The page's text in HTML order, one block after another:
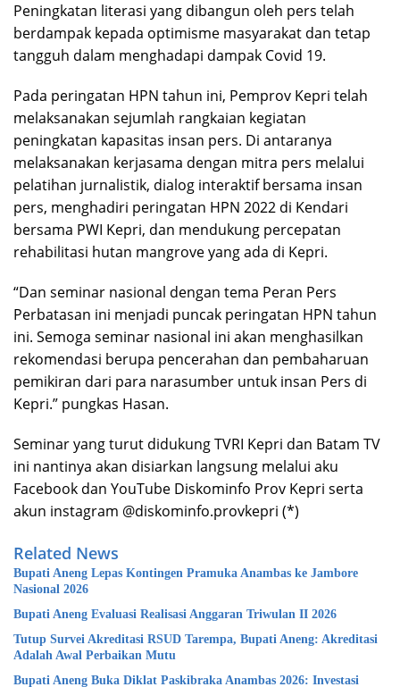
Peningkatan literasi yang dibangun oleh pers telah
berdampak kepada optimisme masyarakat dan tetap
tangguh dalam menghadapi dampak Covid 19.
Pada peringatan HPN tahun ini, Pemprov Kepri telah
melaksanakan sejumlah rangkaian kegiatan
peningkatan kapasitas insan pers. Di antaranya
melaksanakan kerjasama dengan mitra pers melalui
pelatihan jurnalistik, dialog interaktif bersama insan
pers, menghadiri peringatan HPN 2022 di Kendari
bersama PWI Kepri, dan mendukung percepatan
rehabilitasi hutan mangrove yang ada di Kepri.
“Dan seminar nasional dengan tema Peran Pers
Perbatasan ini menjadi puncak peringatan HPN tahun
ini. Semoga seminar nasional ini akan menghasilkan
rekomendasi berupa pencerahan dan pembaharuan
pemikiran dari para narasumber untuk insan Pers di
Kepri.” pungkas Hasan.
Seminar yang turut didukung TVRI Kepri dan Batam TV
ini nantinya akan disiarkan langsung melalui aku
Facebook dan YouTube Diskominfo Prov Kepri serta
akun instagram @diskominfo.provkepri (*)
Related News
Bupati Aneng Lepas Kontingen Pramuka Anambas ke Jambore
Nasional 2026
Bupati Aneng Evaluasi Realisasi Anggaran Triwulan II 2026
Tutup Survei Akreditasi RSUD Tarempa, Bupati Aneng: Akreditasi
Adalah Awal Perbaikan Mutu
Bupati Aneng Buka Diklat Paskibraka Anambas 2026: Investasi